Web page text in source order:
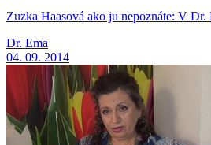
Zuzka Haasová ako ju nepoznáte: V Dr.
Dr. Ema
04. 09. 2014